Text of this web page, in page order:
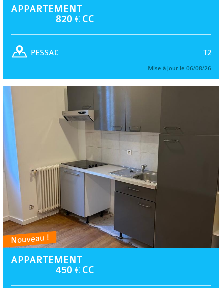
APPARTEMENT
820 € CC
T2
PESSAC
Mise à jour le 06/08/26
Nouveau !
APPARTEMENT
450 € CC